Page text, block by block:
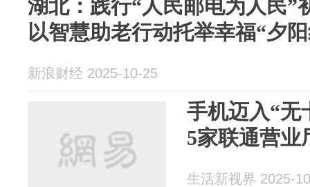
湖北：践行“人民邮电为人民”
以智慧助老行动托举幸福“夕
新浪财经 2025-10-25
手机迈入“无
5家联通营业
生活新视界 2025-